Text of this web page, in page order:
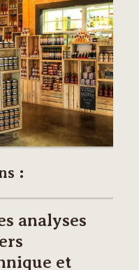
:
analyses
et